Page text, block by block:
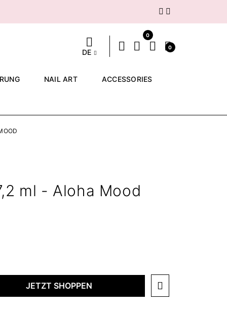
Weiter
DE
0
0
NAIL ART ACCESSORIES
ml - Aloha Mood
JETZT SHOPPEN